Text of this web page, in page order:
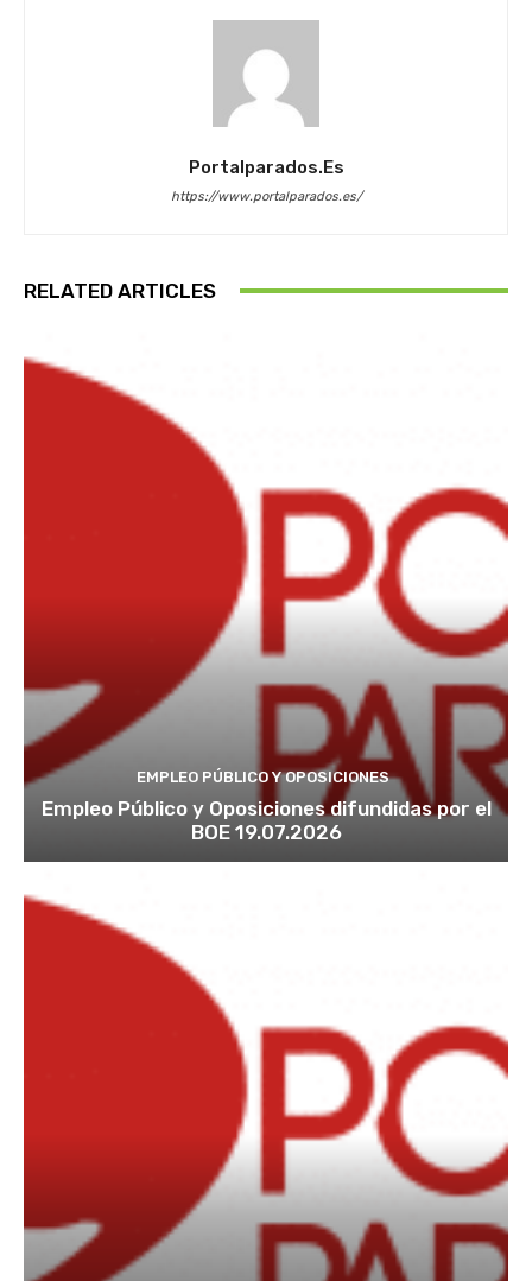
Portalparados.es
https://www.portalparados.es/
RELATED ARTICLES
EMPLEO PÚBLICO Y OPOSICIONES
Empleo Público y Oposiciones difundidas por el
BOE 19.07.2026